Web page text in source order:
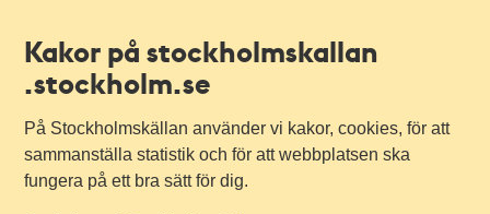
Kakor på stockholmskallan
.stockholm.se
På Stockholmskällan använder vi kakor, cookies, för att
sammanställa statistik och för att webbplatsen ska
fungera på ett bra sätt för dig.